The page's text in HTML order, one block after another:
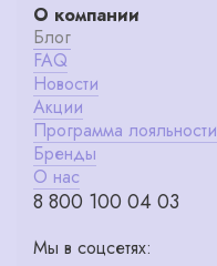
О компании
Блог
FAQ
Новости
Акции
Программа лояльности
Бренды
О нас
8 800 100 04 03
Мы в соцсетях: